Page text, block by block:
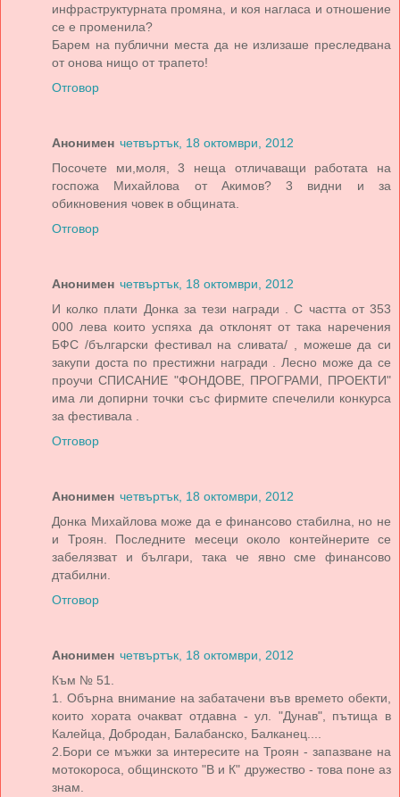
инфраструктурната промяна, и коя нагласа и отношение
се е променила?
Барем на публични места да не излизаше преследвана
от онова нищо от трапето!
Отговор
Анонимен четвъртък, 18 октомври, 2012
Посочете ми,моля, 3 неща отличаващи работата на
госпожа Михайлова от Акимов? 3 видни и за
обикновения човек в общината.
Отговор
Анонимен четвъртък, 18 октомври, 2012
И колко плати Донка за тези награди . С частта от 353
000 лева които успяха да отклонят от така наречения
БФС /български фестивал на сливата/ , можеше да си
закупи доста по престижни награди . Лесно може да се
проучи СПИСАНИЕ "ФОНДОВЕ, ПРОГРАМИ, ПРОЕКТИ"
има ли допирни точки със фирмите спечелили конкурса
за фестивала .
Отговор
Анонимен четвъртък, 18 октомври, 2012
Донка Михайлова може да е финансово стабилна, но не
и Троян. Последните месеци около контейнерите се
забелязват и българи, така че явно сме финансово
дтабилни.
Отговор
Анонимен четвъртък, 18 октомври, 2012
Към № 51.
1. Обърна внимание на забатачени във времето обекти,
които хората очакват отдавна - ул. "Дунав", пътища в
Калейца, Добродан, Балабанско, Балканец....
2.Бори се мъжки за интересите на Троян - запазване на
мотокороса, общинското "В и К" дружество - това поне аз
знам.